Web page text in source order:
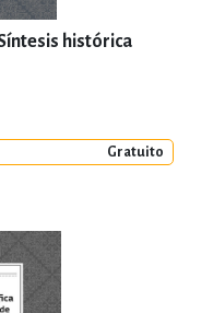
histórica
Gratuito